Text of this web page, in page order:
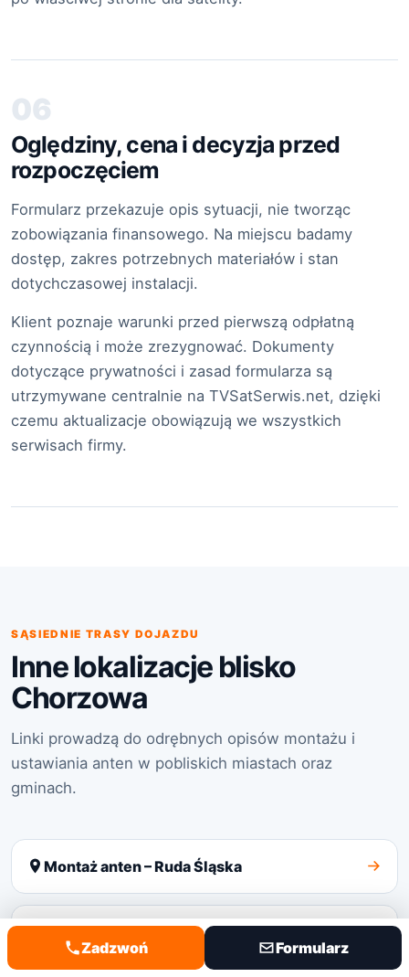
06
Oględziny, cena i decyzja przed
rozpoczęciem
Formularz przekazuje opis sytuacji, nie tworząc
zobowiązania finansowego. Na miejscu badamy
dostęp, zakres potrzebnych materiałów i stan
dotychczasowej instalacji.
Klient poznaje warunki przed pierwszą odpłatną
czynnością i może zrezygnować. Dokumenty
dotyczące prywatności i zasad formularza są
utrzymywane centralnie na TVSatSerwis.net, dzięki
czemu aktualizacje obowiązują we wszystkich
serwisach firmy.
SĄSIEDNIE TRASY DOJAZDU
Inne lokalizacje blisko
Chorzowa
Linki prowadzą do odrębnych opisów montażu i
ustawiania anten w pobliskich miastach oraz
gminach.
Montaż anten – Ruda Śląska
Montaż anten – Bytom
Zadzwoń
Formularz